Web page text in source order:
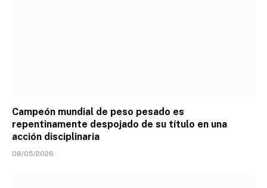
Campeón mundial de peso pesado es
repentinamente despojado de su título en una
acción disciplinaria
08/05/2026